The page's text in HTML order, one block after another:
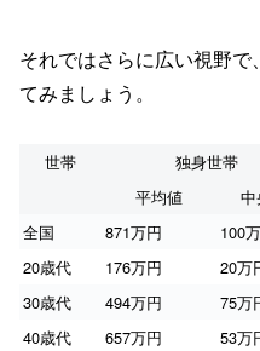
それではさらに広い視野
てみましょう。
世帯 独身世帯
平均値
中
全国
871万円 100
20歳代
176万円 20万
30歳代
494万円 75万
40歳代
657万円 53万